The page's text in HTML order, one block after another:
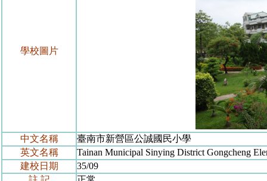
學校圖片
中文名稱
臺南市新營區公誠國民小學
英文名稱
Tainan Municipal Sinying District Gongcheng
建校日期
35/09